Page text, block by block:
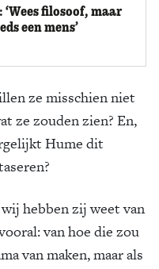
‘​Wees filosoof, maar
een mens’
ze misschien niet
ze zouden zien? En,
Hume dit
hebben zij weet van
van hoe die zou
van maken, maar als